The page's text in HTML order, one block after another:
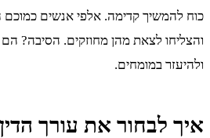
כוח להמשיך קדימה. אלפי אנשים כמוכם
והצליחו לצאת מהן מחוזקים. הסיבה?
ולהיעזר במומחים.
איך לבחור את עורך הדין